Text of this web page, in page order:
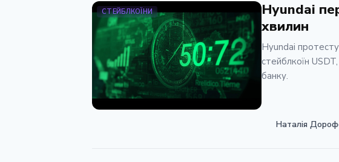
СТЕЙБЛКОЇНИ
Hyundai
хвилин
Hyundai
стейблкоїн
банку.
Наталія